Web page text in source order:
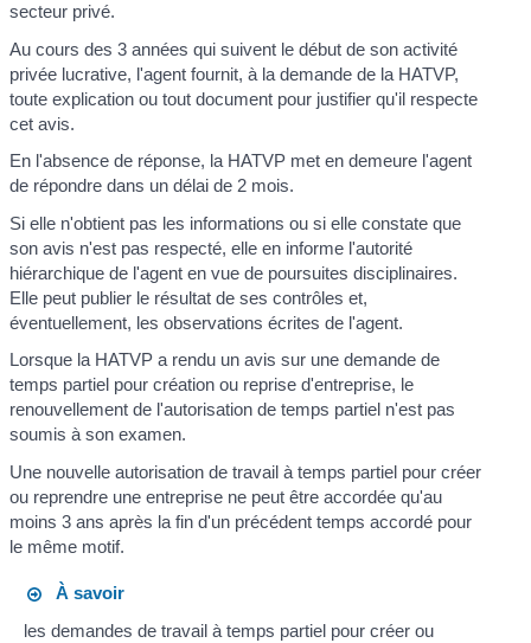
secteur privé.
Au cours des 3 années qui suivent le début de son activité
privée lucrative, l'agent fournit, à la demande de la HATVP,
toute explication ou tout document pour justifier qu'il respecte
cet avis.
En l'absence de réponse, la HATVP met en demeure l'agent
de répondre dans un délai de 2 mois.
Si elle n'obtient pas les informations ou si elle constate que
son avis n'est pas respecté, elle en informe l'autorité
hiérarchique de l'agent en vue de poursuites disciplinaires.
Elle peut publier le résultat de ses contrôles et,
éventuellement, les observations écrites de l'agent.
Lorsque la HATVP a rendu un avis sur une demande de
temps partiel pour création ou reprise d'entreprise, le
renouvellement de l'autorisation de temps partiel n'est pas
soumis à son examen.
Une nouvelle autorisation de travail à temps partiel pour créer
ou reprendre une entreprise ne peut être accordée qu'au
moins 3 ans après la fin d'un précédent temps accordé pour
le même motif.
À savoir
les demandes de travail à temps partiel pour créer ou